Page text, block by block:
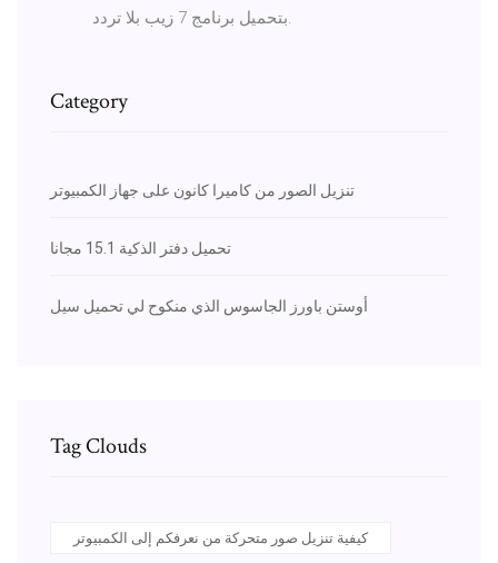
بتحميل برنامج 7 زيب بلا تردد.
Category
تنزيل الصور من كاميرا كانون على جهاز الكمبيوتر
تحميل دفتر الذكية 15.1 مجانا
أوستن باورز الجاسوس الذي منكوح لي تحميل سيل
Tag Clouds
كيفية تنزيل صور متحركة من نعرفكم إلى الكمبيوتر